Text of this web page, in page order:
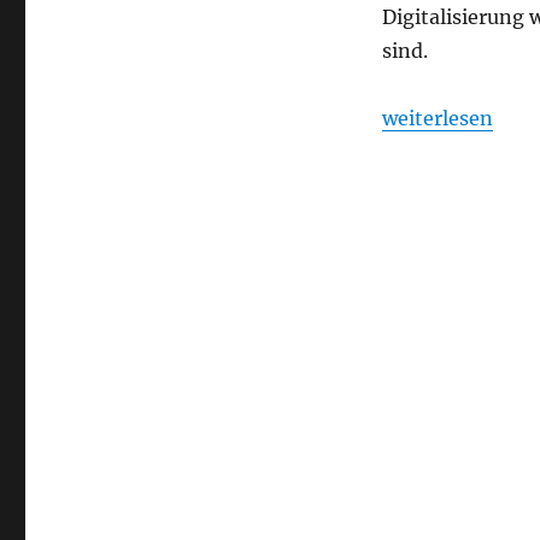
Digitalisierung
sind.
„Telekom-
weiterlesen